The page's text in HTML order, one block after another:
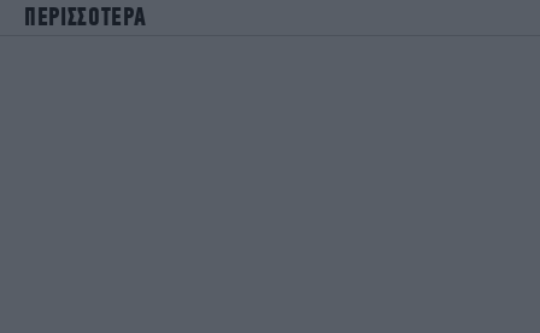
ΠΕΡΙΣΣΟΤΕΡΑ